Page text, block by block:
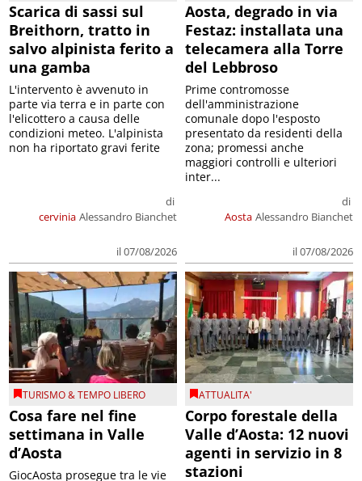
Scarica di sassi sul
Breithorn, tratto in
salvo alpinista ferito a
una gamba
cervinia
di
Alessandro Bianchet
il 07/08/2026
L'intervento è avvenuto in
parte via terra e in parte con
l'elicottero a causa delle
condizioni meteo. L'alpinista
non ha riportato gravi ferite
Aosta, degrado in via
Festaz: installata una
telecamera alla Torre
del Lebbroso
Aosta
di
Alessandro Bianchet
il 07/08/2026
Prime contromosse
dell'amministrazione
comunale dopo l'esposto
presentato da residenti della
zona; promessi anche
maggiori controlli e ulteriori
inter...
TURISMO & TEMPO LIBERO
Cosa fare nel fine
settimana in Valle
d’Aosta
GiocAosta prosegue tra le vie
ATTUALITA'
Corpo forestale della
Valle d’Aosta: 12 nuovi
agenti in servizio in 8
stazioni